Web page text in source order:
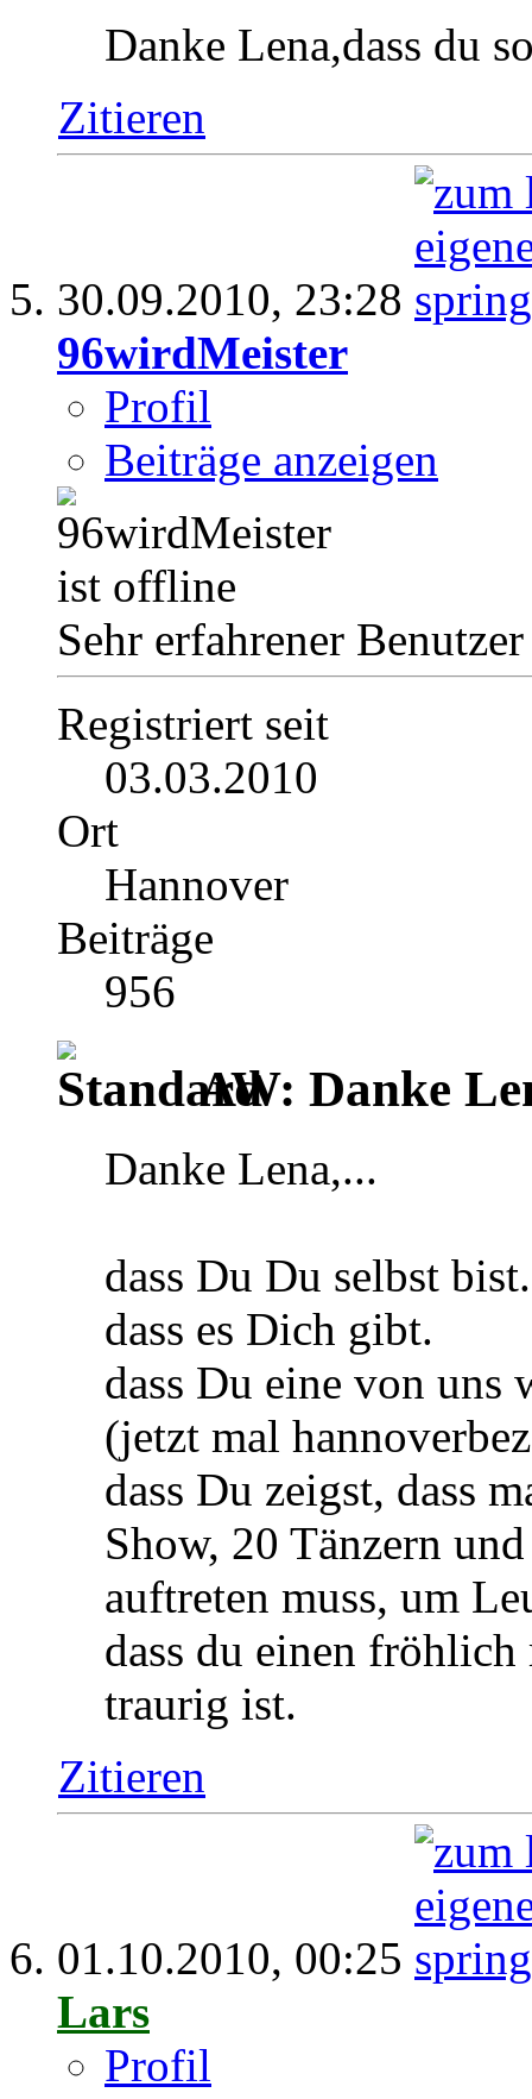
Danke Lena,dass du
Zitieren
30.09.2010, 23:28
96wirdMeister
Profil
Beiträge anzeigen
Sehr erfahrener Benutzer
Registriert seit
03.03.2010
Ort
Hannover
Beiträge
956
AW: Danke
Danke Lena,...
dass Du Du selbst bist.
dass es Dich gibt.
dass Du eine von uns
(jetzt mal
dass Du zeigst, dass
Show, 20 Tänzern
auftreten muss, um
dass du einen
traurig ist.
Zitieren
01.10.2010, 00:25
Lars
Profil